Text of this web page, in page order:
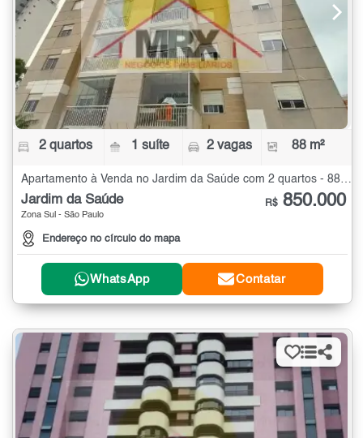
2 quartos 1 suíte 2 vagas 88 m²
Apartamento à Venda no Jardim da Saúde com 2 quartos - 88 m²
Jardim da Saúde
Zona Sul - São Paulo
Endereço no círculo do mapa
R$ 850.000
WhatsApp Contatar